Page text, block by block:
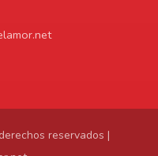
reservados |